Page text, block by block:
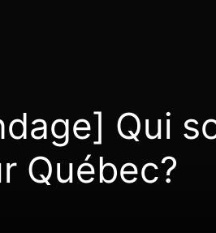
Qui
Québec?